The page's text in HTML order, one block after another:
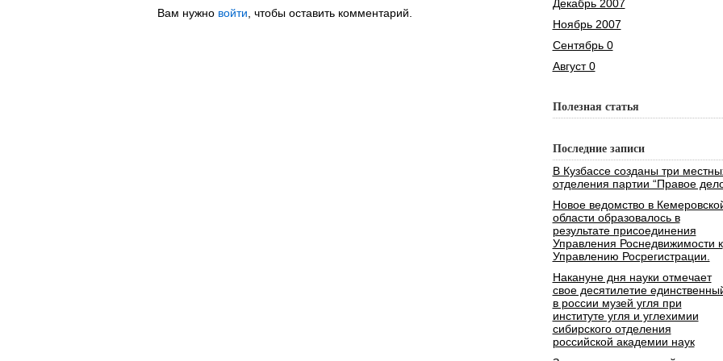
Вам нужно войти , чтобы оставить комментарий.
Декабрь 2007
Ноябрь 2007
Сентябрь 0
Август 0
Полезная статья
Последние записи
В Кузбассе созданы три
отделения партии “Правое
Новое ведомство в
области образовалось в
результате присоединения
Управления Роснедвижимости к
Управлению Росрегистрации.
Накануне дня науки отмечает
свое десятилетие
в россии музей угля при
институте угля и углехимии
сибирского отделения
российской академии наук